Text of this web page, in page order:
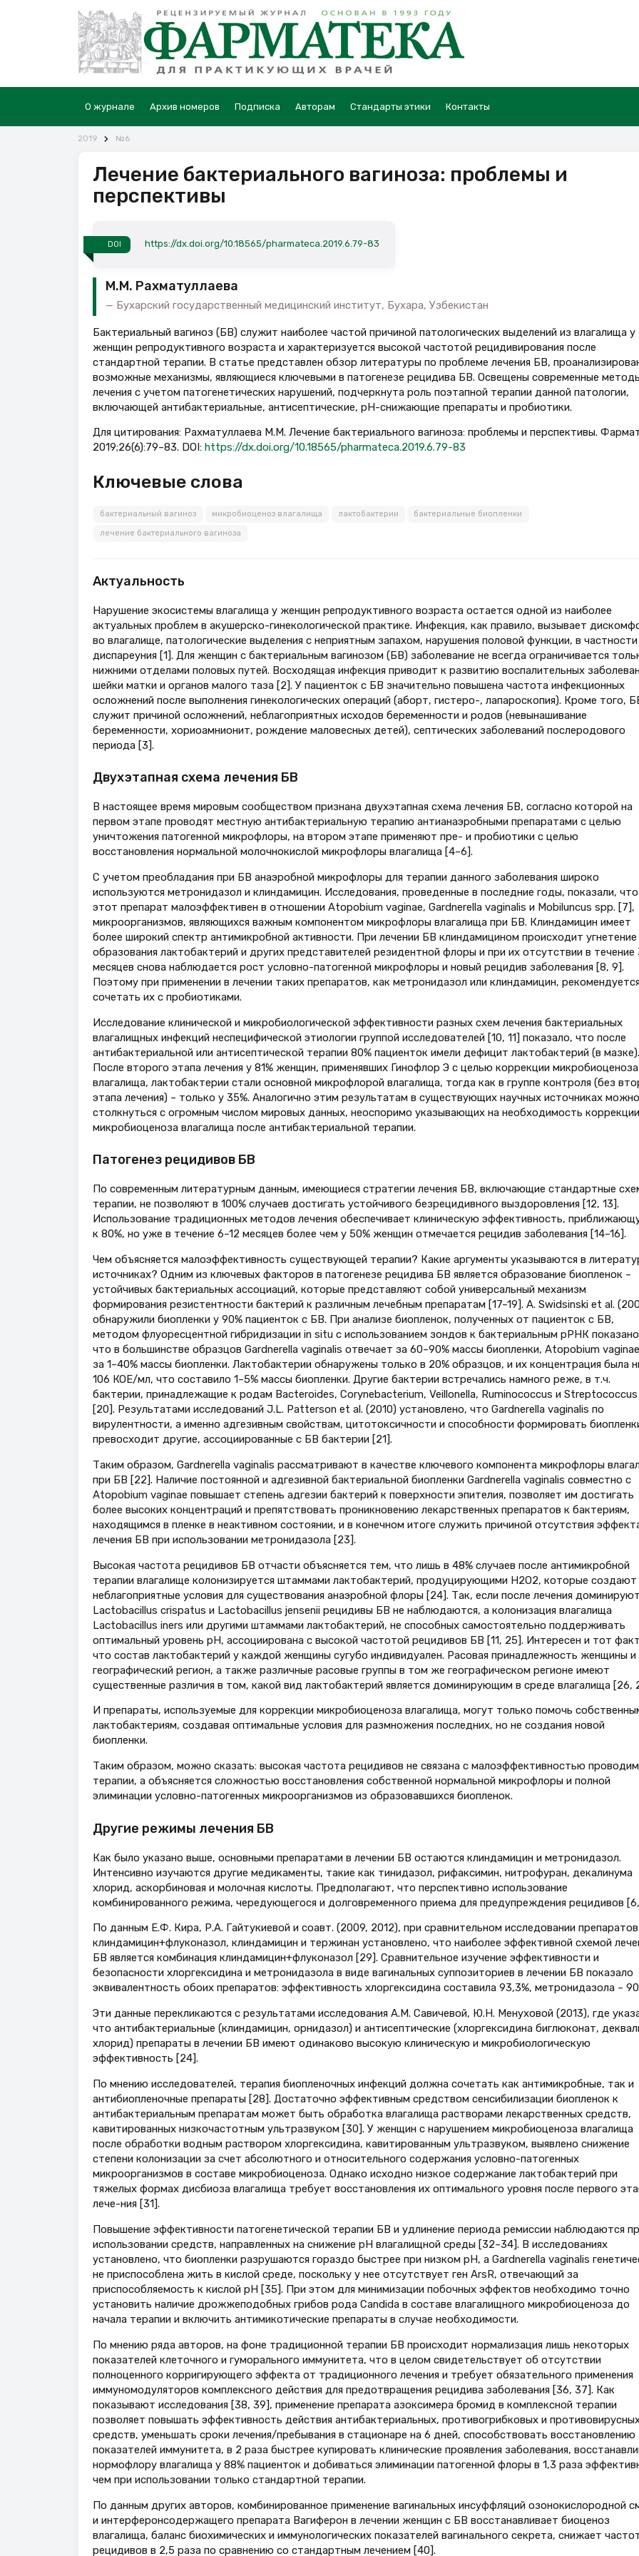
О журнале Архив номеров Подписка Авторам Стандарты этики Контакты
2019 №6
Лечение бактериального вагиноза: проблемы и
перспективы
DOI https://dx.doi.org/10.18565/pharmateca.2019.6.79-83
М.М. Рахматуллаева
Бухарский государственный медицинский институт, Бухара, Узбекистан
Бактериальный вагиноз (БВ) служит наиболее частой причиной патологических выделений из влагалища у
женщин репродуктивного возраста и характеризуется высокой частотой рецидивирования после
стандартной терапии. В статье представлен обзор литературы по проблеме лечения БВ,
возможные механизмы, являющиеся ключевыми в патогенезе рецидива БВ. Освещены современные
лечения с учетом патогенетических нарушений, подчеркнута роль поэтапной терапии данной патологии,
включающей антибактериальные, антисептические, рН-снижающие препараты и пробиотики.
Для цитирования: Рахматуллаева М.М. Лечение бактериального вагиноза: проблемы и перспективы.
2019;26(6):79–83. DOI: https://dx.doi.org/10.18565/pharmateca.2019.6.79-83
Ключевые слова
бактериальный вагиноз микробиоценоз влагалища лактобактерии бактериальные биопленки
лечение бактериального вагиноза
Актуальность
Нарушение экосистемы влагалища у женщин репродуктивного возраста остается одной из наиболее
актуальных проблем в акушерско-гинекологической практике. Инфекция, как правило, вызывает
во влагалище, патологические выделения с неприятным запахом, нарушения половой функции, в частности
диспареуния [1]. Для женщин с бактериальным вагинозом (БВ) заболевание не всегда ограничивается
нижними отделами половых путей. Восходящая инфекция приводит к развитию воспалительных
шейки матки и органов малого таза [2]. У пациенток с БВ значительно повышена частота инфекционных
осложнений после выполнения гинекологических операций (аборт, гистеро-, лапароскопия). Кроме того,
служит причиной осложнений, неблагоприятных исходов беременности и родов (невынашивание
беременности, хориоамнионит, рождение маловесных детей), септических заболеваний послеродового
периода [3].
Двухэтапная схема лечения БВ
В настоящее время мировым сообществом признана двухэтапная схема лечения БВ, согласно которой на
первом этапе проводят местную антибактериальную терапию антианаэробными препаратами с целью
уничтожения патогенной микрофлоры, на втором этапе применяют пре- и пробиотики с целью
восстановления нормальной молочнокислой микрофлоры влагалища [4–6].
С учетом преобладания при БВ анаэробной микрофлоры для терапии данного заболевания широко
используются метронидазол и клиндамицин. Исследования, проведенные в последние годы, показали, что
этот препарат малоэффективен в отношении Atopobium vaginae, Gardnerella vaginalis и Mobiluncus spp. [7],
микроорганизмов, являющихся важным компонентом микрофлоры влагалища при БВ. Клиндамицин имеет
более широкий спектр антимикробной активности. При лечении БВ клиндамицином происходит угнетение
образования лактобактерий и других представителей резидентной флоры и при их отсутствии в течение
месяцев снова наблюдается рост условно-патогенной микрофлоры и новый рецидив заболевания [8, 9].
Поэтому при применении в лечении таких препаратов, как метронидазол или клиндамицин,
сочетать их с пробиотиками.
Исследование клинической и микробиологической эффективности разных схем лечения бактериальных
влагалищных инфекций неспецифической этиологии группой исследователей [10, 11] показало, что после
антибактериальной или антисептической терапии 80% пациенток имели дефицит лактобактерий (в мазке).
После второго этапа лечения у 81% женщин, применявших Гинофлор Э с целью коррекции микробиоценоза
влагалища, лактобактерии стали основной микрофлорой влагалища, тогда как в группе контроля (без
этапа лечения) – только у 35%. Аналогично этим результатам в существующих научных источниках можно
столкнуться с огромным числом мировых данных, неоспоримо указывающих на необходимость коррекции
микробиоценоза влагалища после антибактериальной терапии.
Патогенез рецидивов БВ
По современным литературным данным, имеющиеся стратегии лечения БВ, включающие стандартные
терапии, не позволяют в 100% случаев достигать устойчивого безрецидивного выздоровления [12, 13].
Использование традиционных методов лечения обеспечивает клиническую эффективность,
к 80%, но уже в течение 6–12 месяцев более чем у 50% женщин отмечается рецидив заболевания [14–16].
Чем объясняется малоэффективность существующей терапии? Какие аргументы указываются в
источниках? Одним из ключевых факторов в патогенезе рецидива БВ является образование биопленок –
устойчивых бактериальных ассоциаций, которые представляют собой универсальный механизм
формирования резистентности бактерий к различным лечебным препаратам [17–19]. A. Swidsinski et al.
обнаружили биопленки у 90% пациенток с БВ. При анализе биопленок, полученных от пациенток с БВ,
методом флуоресцентной гибридизации in situ с использованием зондов к бактериальным рРНК
что в большинстве образцов Gardnerella vaginalis отвечает за 60–90% массы биопленки, Atopobium
за 1–40% массы биопленки. Лактобактерии обнаружены только в 20% образцов, и их концентрация была
106 КОЕ/мл, что составило 1–5% массы биопленки. Другие бактерии встречались намного реже, в т.ч.
бактерии, принадлежащие к родам Bacteroides, Corynebacterium, Veillonella, Ruminococcus и Streptococcus
[20]. Результатами исследований J.L. Patterson et al. (2010) установлено, что Gardnerella vaginalis по
вирулентности, а именно адгезивным свойствам, цитотоксичности и способности формировать
превосходит другие, ассоциированные с БВ бактерии [21].
Таким образом, Gardnerella vaginalis рассматривают в качестве ключевого компонента микрофлоры
при БВ [22]. Наличие постоянной и адгезивной бактериальной биопленки Gardnerella vaginalis совместно с
Atopobium vaginae повышает степень адгезии бактерий к поверхности эпителия, позволяет им достигать
более высоких концентраций и препятствовать проникновению лекарственных препаратов к бактериям,
находящимся в пленке в неактивном состоянии, и в конечном итоге служить причиной отсутствия
лечения БВ при использовании метронидазола [23].
Высокая частота рецидивов БВ отчасти объясняется тем, что лишь в 48% случаев после антимикробной
терапии влагалище колонизируется штаммами лактобактерий, продуцирующими H2O2, которые создают
неблагоприятные условия для существования анаэробной флоры [24]. Так, если после лечения доминируют
Lactobacillus crispatus и Lactobacillus jensenii рецидивы БВ не наблюдаются, а колонизация влагалища
Lactobacillus iners или другими штаммами лактобактерий, не способных самостоятельно поддерживать
оптимальный уровень рН, ассоциирована с высокой частотой рецидивов БВ [11, 25]. Интересен и тот
что состав лактобактерий у каждой женщины сугубо индивидуален. Расовая принадлежность женщины и
географический регион, а также различные расовые группы в том же географическом регионе имеют
существенные различия в том, какой вид лактобактерий является доминирующим в среде влагалища [26,
И препараты, используемые для коррекции микробиоценоза влагалища, могут только помочь
лактобактериям, создавая оптимальные условия для размножения последних, но не создания новой
биопленки.
Таким образом, можно сказать: высокая частота рецидивов не связана с малоэффективностью
терапии, а объясняется сложностью восстановления собственной нормальной микрофлоры и полной
элиминации условно-патогенных микроорганизмов из образовавшихся биопленок.
Другие режимы лечения БВ
Как было указано выше, основными препаратами в лечении БВ остаются клиндамицин и метронидазол.
Интенсивно изучаются другие медикаменты, такие как тинидазол, рифаксимин, нитрофуран, декалинума
хлорид, аскорбиновая и молочная кислоты. Предполагают, что перспективно использование
комбинированного режима, чередующегося и долговременного приема для предупреждения рецидивов
По данным Е.Ф. Кира, Р.А. Гайтукиевой и соавт. (2009, 2012), при сравнительном исследовании препаратов
клиндамицин+флуконазол, клиндамицин и тержинан установлено, что наиболее эффективной схемой
БВ является комбинация клиндамицин+флуконазол [29]. Сравнительное изучение эффективности и
безопасности хлоргексидина и метронидазола в виде вагинальных суппозиториев в лечении БВ показало
эквивалентность обоих препаратов: эффективность хлоргексидина составила 93,3%, метронидазола –
Эти данные перекликаются с результатами исследования А.М. Савичевой, Ю.Н. Менуховой (2013), где
что антибактериальные (клиндамицин, орнидазол) и антисептические (хлоргексидина биглюконат,
хлорид) препараты в лечении БВ имеют одинаково высокую клиническую и микробиологическую
эффективность [24].
По мнению исследователей, терапия биопленочных инфекций должна сочетать как антимикробные, так и
антибиопленочные препараты [28]. Достаточно эффективным средством сенсибилизации биопленок к
антибактериальным препаратам может быть обработка влагалища растворами лекарственных средств,
кавитированных низкочастотным ультразвуком [30]. У женщин с нарушением микробиоценоза влагалища
после обработки водным раствором хлоргексидина, кавитированным ультразвуком, выявлено снижение
степени колонизации за счет абсолютного и относительного содержания условно-патогенных
микроорганизмов в составе микробиоценоза. Однако исходно низкое содержание лактобактерий при
тяжелых формах дисбиоза влагалища требует восстановления их оптимального уровня после первого
лече-ния [31].
Повышение эффективности патогенетической терапии БВ и удлинение периода ремиссии наблюдаются
использовании средств, направленных на снижение рН влагалищной среды [32–34]. В исследованиях
установлено, что биопленки разрушаются гораздо быстрее при низком рН, а Gardnerella vaginalis
не приспособлена жить в кислой среде, поскольку у нее отсутствует ген ArsR, отвечающий за
приспособляемость к кислой рН [35]. При этом для минимизации побочных эффектов необходимо точно
установить наличие дрожжеподобных грибов рода Candida в составе влагалищного микробиоценоза до
начала терапии и включить антимикотические препараты в случае необходимости.
По мнению ряда авторов, на фоне традиционной терапии БВ происходит нормализация лишь некоторых
показателей клеточного и гуморального иммунитета, что в целом свидетельствует об отсутствии
полноценного корригирующего эффекта от традиционного лечения и требует обязательного применения
иммуномодуляторов комплексного действия для предотвращения рецидива заболевания [36, 37]. Как
показывают исследования [38, 39], применение препарата азоксимера бромид в комплексной терапии
позволяет повышать эффективность действия антибактериальных, противогрибковых и
средств, уменьшать сроки лечения/пребывания в стационаре на 6 дней, способствовать восстановлению
показателей иммунитета, в 2 раза быстрее купировать клинические проявления заболевания,
нормофлору влагалища у 88% пациенток и добиваться элиминации патогенной флоры в 1,3 раза
чем при использовании только стандартной терапии.
По данным других авторов, комбинированное применение вагинальных инсуффляций озонокислородной
и интерферонсодержащего препарата Вагиферон в лечении женщин с БВ восстанавливает биоценоз
влагалища, баланс биохимических и иммунологических показателей вагинального секрета, снижает
рецидивов в 2,5 раза по сравнению со стандартным лечением [40].